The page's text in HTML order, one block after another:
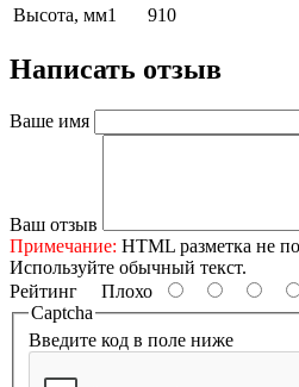
Высота, мм1
910
Написать отзыв
Ваше имя
Ваш отзыв
Примечание: HTML разметка не
Используйте обычный текст.
Рейтинг Плохо
Captcha
Введите код в поле ниже